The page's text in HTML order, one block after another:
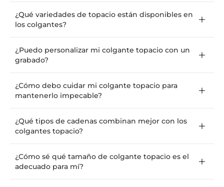
¿Qué variedades de topacio están disponibles en
los colgantes?
¿Puedo personalizar mi colgante topacio con un
grabado?
¿Cómo debo cuidar mi colgante topacio para
mantenerlo impecable?
¿Qué tipos de cadenas combinan mejor con los
colgantes topacio?
¿Cómo sé qué tamaño de colgante topacio es el
adecuado para mí?